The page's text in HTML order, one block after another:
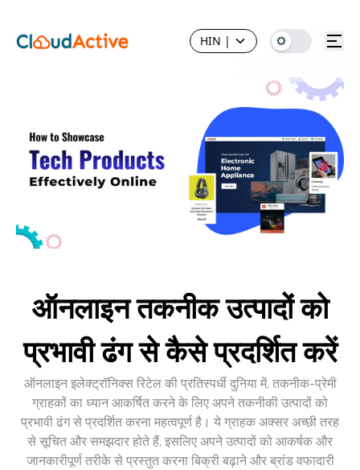
HIN |
ऑनलाइन तकनीक उत्पादों को
प्रभावी ढंग से कैसे प्रदर्शित करें
ऑनलाइन इलेक्ट्रॉनिक्स रिटेल की प्रतिस्पर्धी दुनिया में, तकनीक-प्रेमी
ग्राहकों का ध्यान आकर्षित करने के लिए अपने तकनीकी उत्पादों को
प्रभावी ढंग से प्रदर्शित करना महत्वपूर्ण है। ये ग्राहक अक्सर अच्छी तरह
से सूचित और समझदार होते हैं, इसलिए अपने उत्पादों को आकर्षक और
जानकारीपूर्ण तरीके से प्रस्तुत करना बिक्री बढ़ाने और ब्रांड वफादारी